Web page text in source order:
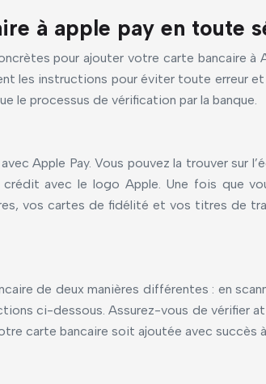
à apple pay en toute
pour ajouter votre carte bancaire
les instructions pour éviter toute erreur
le processus de vérification par la banque.
Apple Pay. Vous pouvez la trouver sur
avec le logo Apple. Une fois que
vos cartes de fidélité et vos titres de
de deux manières différentes : en
ci-dessous. Assurez-vous de vérifier
carte bancaire soit ajoutée avec succès